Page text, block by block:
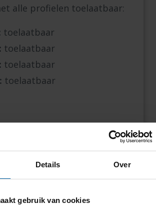
Details Over
gebruik van cookies
alle profielen toelaatbaar:
toelaatbaar
toelaatbaar
toelaatbaar
toelaatbaar